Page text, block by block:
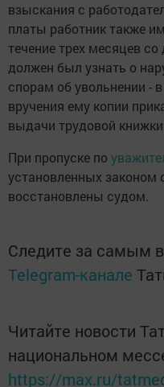
взыскания с
платы работник также
течение трех месяцев со
должен был узнать о
спорам об увольнении -
вручения ему копии
выдачи трудовой
При пропуске по
установленных законом
восстановлены судом.
Следите за самым
Telegram-канале
Читайте новости
национальном
https://max.ru/